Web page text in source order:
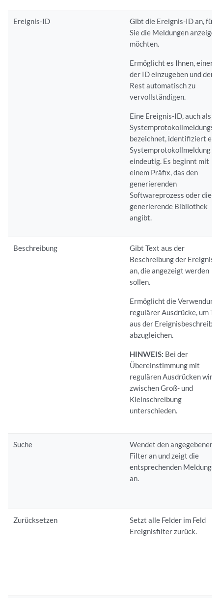
Ereignis-ID
Gibt die Ereignis-ID an, für
Sie die Meldungen anzeigen
möchten.
Ermöglicht es Ihnen, einen
der ID einzugeben und den
Rest automatisch zu
vervollständigen.
Eine Ereignis-ID, auch als
bezeichnet, identifiziert
Systemprotokollmeldung
eindeutig. Es beginnt mit
einem Präfix, das den
generierenden
Softwareprozess oder die
generierende Bibliothek
angibt.
Beschreibung
Gibt Text aus der
Beschreibung der
an, die angezeigt werden
sollen.
Ermöglicht die Verwendung
regulärer Ausdrücke, um
aus der
abzugleichen.
HINWEIS: Bei der
Übereinstimmung mit
regulären Ausdrücken wird
zwischen Groß- und
Kleinschreibung
unterschieden.
Suche
Wendet den angegebenen
Filter an und zeigt die
entsprechenden Meldungen
an.
Zurücksetzen
Setzt alle Felder im Feld
Ereignisfilter zurück.